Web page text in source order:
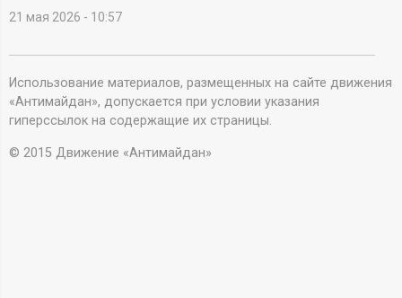
и
н
ф
о
21 мая 2026 - 10:57
Использование материалов, размещенных на сайте движения
«Антимайдан», допускается при условии указания
гиперссылок на содержащие их страницы.
© 2015 Движение «Антимайдан»